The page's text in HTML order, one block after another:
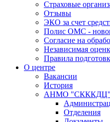
Страховые
Отзывы
ЭКО за счет
Полис ОМС -
Согласие на
Независимая
Правила
О центре
Вакансии
История
АНМО "СКККДЦ"
Отделения